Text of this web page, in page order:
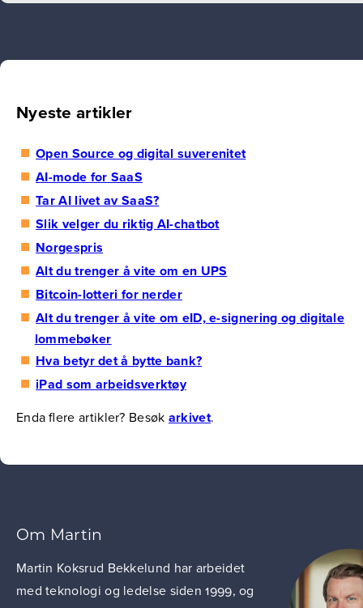
Nyeste artikler
Open Source og digital suverenitet
AI-mode for SaaS
Tar AI livet av SaaS?
Slik velger du riktig AI-chatbot
Norgespris
Alt du trenger å vite om en UPS
Bitcoin-lotteri for nerder
Alt du trenger å vite om eID, e-signering og digitale
lommebøker
Hva betyr det å bytte bank?
iPad som arbeidsverktøy
Enda flere artikler? Besøk arkivet.
Om Martin
Martin Koksrud Bekkelund har arbeidet
med teknologi og ledelse siden 1999, og